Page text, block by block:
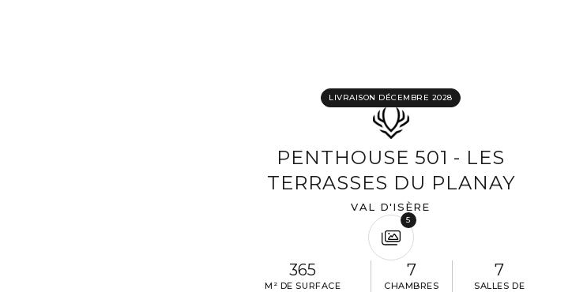
LIVRAISON DÉCEMBRE 2028
PENTHOUSE 501 - LES
TERRASSES DU PLANAY
VAL D'ISÈRE
5
365
M² DE SURFACE
7
CHAMBRES
7
SALLES DE